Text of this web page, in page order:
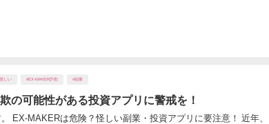
しい #EX-MAKER詐欺 #副業
の可能性がある投資アプリに警戒を！
EX-MAKERは危険？怪しい副業・投資アプリに要注意！ 近年、